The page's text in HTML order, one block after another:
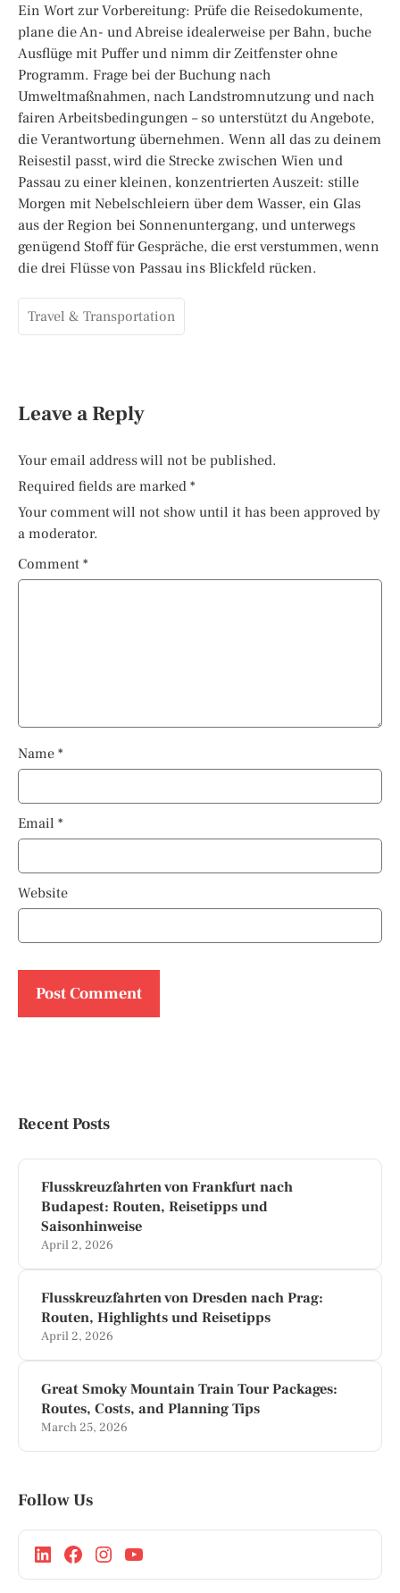
Ein Wort zur Vorbereitung: Prüfe die Reisedokumente,
plane die An- und Abreise idealerweise per Bahn, buche
Ausflüge mit Puffer und nimm dir Zeitfenster ohne
Programm. Frage bei der Buchung nach
Umweltmaßnahmen, nach Landstromnutzung und nach
fairen Arbeitsbedingungen – so unterstützt du Angebote,
die Verantwortung übernehmen. Wenn all das zu deinem
Reisestil passt, wird die Strecke zwischen Wien und
Passau zu einer kleinen, konzentrierten Auszeit: stille
Morgen mit Nebelschleiern über dem Wasser, ein Glas
aus der Region bei Sonnenuntergang, und unterwegs
genügend Stoff für Gespräche, die erst verstummen, wenn
die drei Flüsse von Passau ins Blickfeld rücken.
Travel & Transportation
Leave a Reply
Your email address will not be published.
Required fields are marked *
Your comment will not show until it has been approved by
a moderator.
Comment *
Name *
Email *
Website
Recent Posts
Flusskreuzfahrten von Frankfurt nach
Budapest: Routen, Reisetipps und
Saisonhinweise
April 2, 2026
Flusskreuzfahrten von Dresden nach Prag:
Routen, Highlights und Reisetipps
April 2, 2026
Great Smoky Mountain Train Tour Packages:
Routes, Costs, and Planning Tips
March 25, 2026
Follow Us